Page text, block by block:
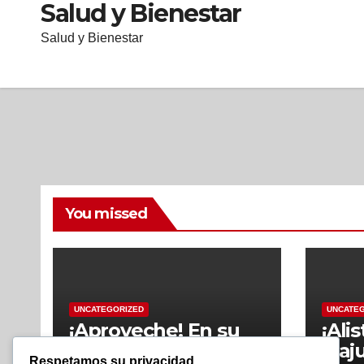
Salud y Bienestar
Salud y Bienestar
You missed
UNCATEGORIZED
¡Aproveche! En su
mes de aniversario